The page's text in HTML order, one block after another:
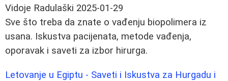
Vidoje Radulaški 2025-01-29
Sve što treba da znate o vađenju biopolimera iz
usana. Iskustva pacijenata, metode vađenja,
oporavak i saveti za izbor hirurga.
Letovanje u Egiptu - Saveti i Iskustva za Hurgadu i